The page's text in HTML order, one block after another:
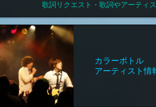
歌詞リクエスト・歌詞やアーティ
カラーボトル
アーティスト情